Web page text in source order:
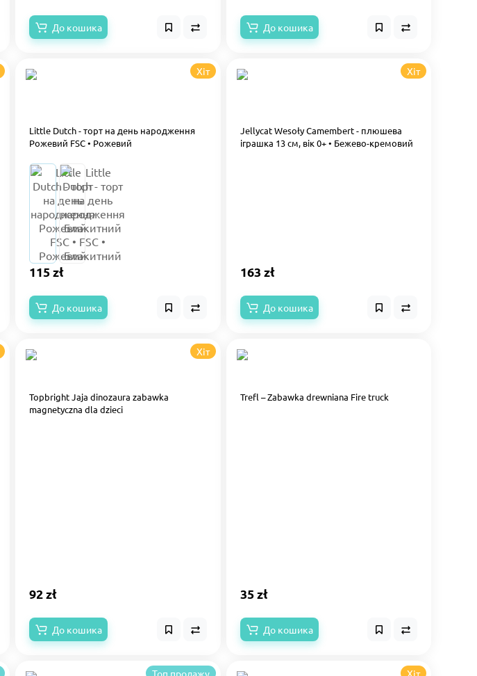
До кошика До кошика
Хіт
Little Dutch - торт на день народження
Рожевий FSC • Рожевий
115 zł
До кошика
Хіт
Jellycat Wesoły Camembert - плюшева
іграшка 13 см, вік 0+ • Бежево-кремовий
163 zł
До кошика
Хіт
Topbright Jaja dinozaura zabawka
magnetyczna dla dzieci
92 zł
До кошика
Trefl – Zabawka drewniana Fire truck
35 zł
До кошика
Топ продажу Хіт